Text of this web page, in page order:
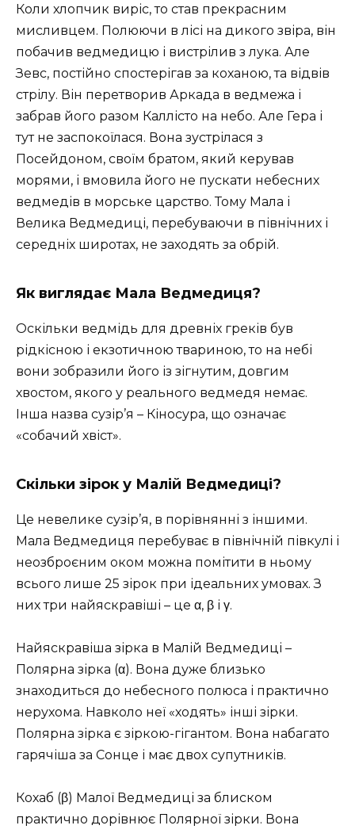
Коли хлопчик виріс, то став прекрасним
мисливцем. Полюючи в лісі на дикого звіра, він
побачив ведмедицю і вистрілив з лука. Але
Зевс, постійно спостерігав за коханою, та відвів
стрілу. Він перетворив Аркада в ведмежа і
забрав його разом Каллісто на небо. Але Гера і
тут не заспокоїлася. Вона зустрілася з
Посейдоном, своїм братом, який керував
морями, і вмовила його не пускати небесних
ведмедів в морське царство. Тому Мала і
Велика Ведмедиці, перебуваючи в північних і
середніх широтах, не заходять за обрій.
Як виглядає Мала Ведмедиця?
Оскільки ведмідь для древніх греків був
рідкісною і екзотичною твариною, то на небі
вони зобразили його із зігнутим, довгим
хвостом, якого у реального ведмедя немає.
Інша назва сузір’я – Кіносура, що означає
«собачий хвіст».
Скільки зірок у Малій Ведмедиці?
Це невелике сузір’я, в порівнянні з іншими.
Мала Ведмедиця перебуває в північній півкулі і
неозброєним оком можна помітити в ньому
всього лише 25 зірок при ідеальних умовах. З
них три найяскравіші – це α, β і γ.
Найяскравіша зірка в Малій Ведмедиці –
Полярна зірка (α). Вона дуже близько
знаходиться до небесного полюса і практично
нерухома. Навколо неї «ходять» інші зірки.
Полярна зірка є зіркою-гігантом. Вона набагато
гарячіша за Сонце і має двох супутників.
Кохаб (β) Малої Ведмедиці за блиском
практично дорівнює Полярної зірки. Вона